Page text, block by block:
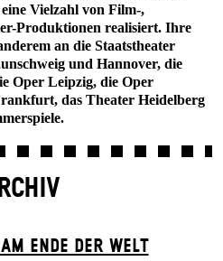
Vielzahl von Film-,
Produktionen realisiert. Ihre
an die Staatstheater
und Hannover, die
Oper Leipzig, die Oper
das Theater Heidelberg
ENDE DER WELT